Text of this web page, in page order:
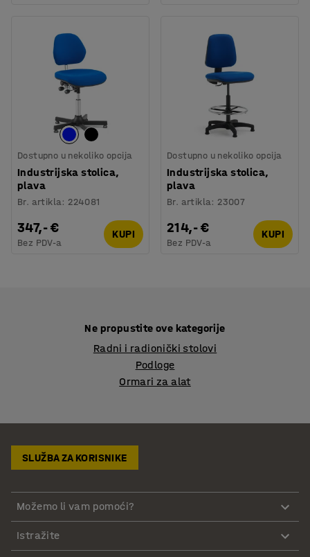
Dostupno u nekoliko opcija
Industrijska stolica,
plava
Br. artikla: 224081
347,- €
Bez PDV-a
KUPI
Dostupno u nekoliko opcija
Industrijska stolica,
plava
Br. artikla: 23007
214,- €
Bez PDV-a
KUPI
Ne propustite ove kategorije
Radni i radionički stolovi
Podloge
Ormari za alat
SLUŽBA ZA KORISNIKE
Možemo li vam pomoći?
Istražite